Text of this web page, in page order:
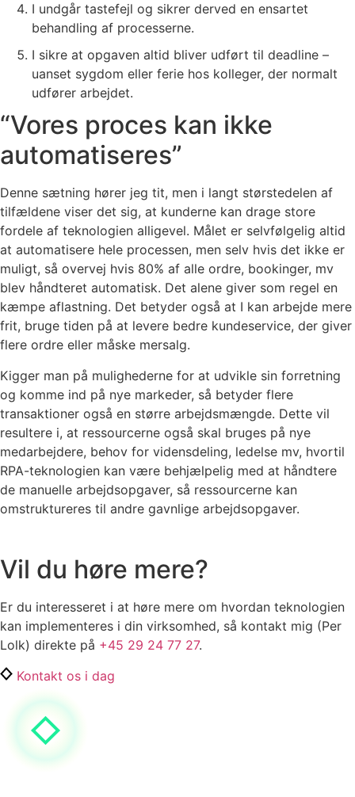
I undgår tastefejl og sikrer derved en ensartet
behandling af processerne.
I sikre at opgaven altid bliver udført til deadline –
uanset sygdom eller ferie hos kolleger, der normalt
udfører arbejdet.
“Vores proces kan ikke
automatiseres”
Denne sætning hører jeg tit, men i langt størstedelen af
tilfældene viser det sig, at kunderne kan drage store
fordele af teknologien alligevel. Målet er selvfølgelig altid
at automatisere hele processen, men selv hvis det ikke er
muligt, så overvej hvis 80% af alle ordre, bookinger, mv
blev håndteret automatisk. Det alene giver som regel en
kæmpe aflastning. Det betyder også at I kan arbejde mere
frit, bruge tiden på at levere bedre kundeservice, der giver
flere ordre eller måske mersalg.
Kigger man på mulighederne for at udvikle sin forretning
og komme ind på nye markeder, så betyder flere
transaktioner også en større arbejdsmængde. Dette vil
resultere i, at ressourcerne også skal bruges på nye
medarbejdere, behov for vidensdeling, ledelse mv, hvortil
RPA-teknologien kan være behjælpelig med at håndtere
de manuelle arbejdsopgaver, så ressourcerne kan
omstruktureres til andre gavnlige arbejdsopgaver.
Vil du høre mere?
Er du interesseret i at høre mere om hvordan teknologien
kan implementeres i din virksomhed, så kontakt mig (Per
Lolk) direkte på +45 29 24 77 27.
Kontakt os i dag